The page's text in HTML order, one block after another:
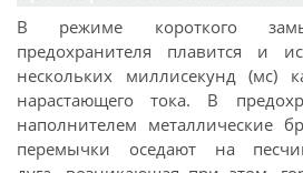
В режиме короткого
предохранителя плавится и
нескольких миллисекунд (мс)
нарастающего тока. В
наполнителем металлические
перемычки оседают на